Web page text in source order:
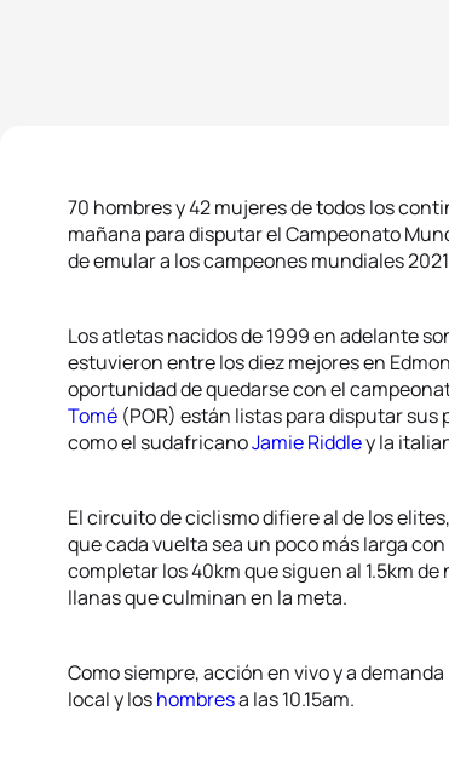
70 hombres y 42 mujeres de todos los
mañana para disputar el Campeonato
de emular a los campeones mundiales
Los atletas nacidos de 1999 en adelante
estuvieron entre los diez mejores en
oportunidad de quedarse con el
Tomé (POR) están listas para disputar
como el sudafricanoJamie Riddley la
El circuito de ciclismo difiere al de los
que cada vuelta sea un poco más larga
completar los 40km que siguen al 1.5km
llanas que culminan en la meta.
Como siempre, acción en vivo y a demanda
local y loshombresa las 10.15am.